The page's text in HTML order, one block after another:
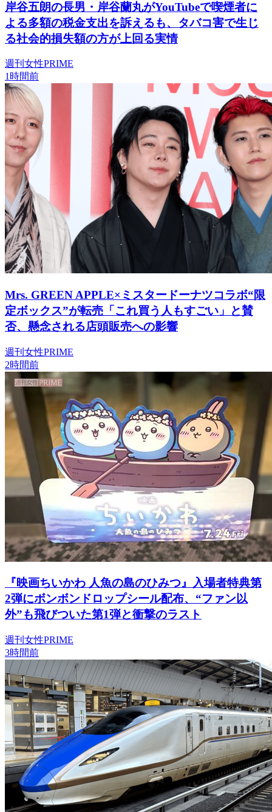
岸谷五朗の長男・岸谷蘭丸がYouTubeで喫煙者に
よる多額の税金支出を訴えるも、タバコ害で生じ
る社会的損失額の方が上回る実情
週刊女性PRIME
1時間前
Mrs. GREEN APPLE×ミスタードーナツコラボ“限
定ボックス”が転売「これ買う人もすごい」と賛
否、懸念される店頭販売への影響
週刊女性PRIME
2時間前
『映画ちいかわ 人魚の島のひみつ』入場者特典第
2弾にボンボンドロップシール配布、“ファン以
外”も飛びついた第1弾と衝撃のラスト
週刊女性PRIME
3時間前